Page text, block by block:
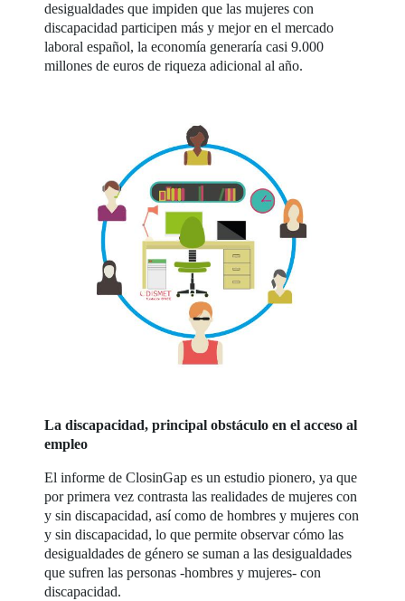
desigualdades que impiden que las mujeres con
discapacidad participen más y mejor en el mercado
laboral español, la economía generaría casi 9.000
millones de euros de riqueza adicional al año.
La discapacidad, principal obstáculo en el acceso al
empleo
El informe de ClosinGap es un estudio pionero, ya que
por primera vez contrasta las realidades de mujeres con
y sin discapacidad, así como de hombres y mujeres con
y sin discapacidad, lo que permite observar cómo las
desigualdades de género se suman a las desigualdades
que sufren las personas -hombres y mujeres- con
discapacidad.